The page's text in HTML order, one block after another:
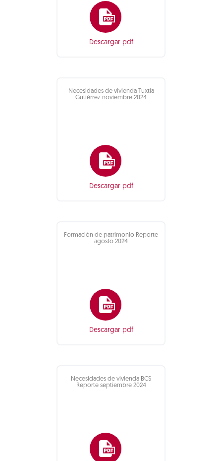
Descargar pdf
Necesidades de vivienda Tuxtla
Gutiérrez noviembre 2024
Descargar pdf
Formación de patrimonio Reporte
agosto 2024
Descargar pdf
Necesidades de vivienda BCS
Reporte septiembre 2024